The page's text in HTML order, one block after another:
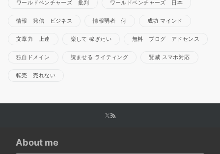
ワールドベンチャーズ 批判 ワールドベンチャーズ 日本
情報 発信 ビジネス 情報弱者 何 成功 マインド
文章力 上達 楽して 稼ぎたい 無料 ブログ アドセンス
独自ドメイン 読ませる ライティング 賢威 スマホ対応
転売 売れない
About me